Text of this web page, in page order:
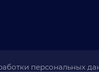
персональных